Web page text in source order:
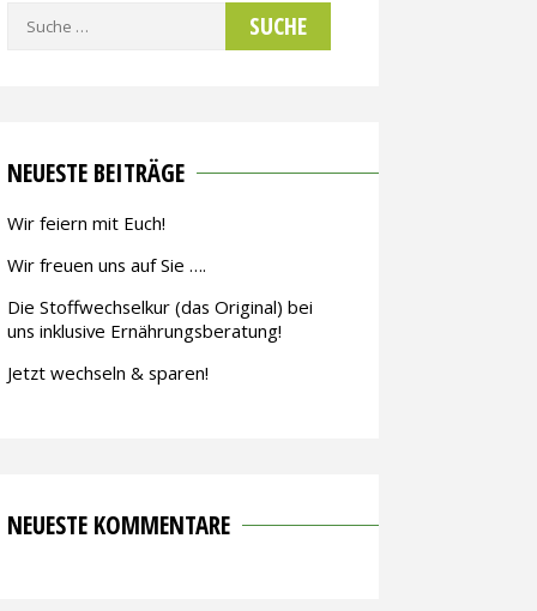
Suche
NEUESTE BEITRÄGE
Wir feiern mit Euch!
Wir freuen uns auf Sie ….
Die Stoffwechselkur (das Original) bei
uns inklusive Ernährungsberatung!
Jetzt wechseln & sparen!
NEUESTE KOMMENTARE